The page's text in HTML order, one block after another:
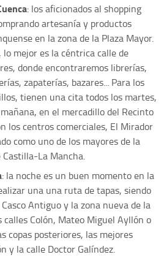
: los aficionados al shopping
artesanía y productos
en la zona de la Plaza Mayor.
lo mejor es la céntrica calle de
donde encontraremos librerías,
zapaterías, bazares... Para los
tienen una cita todos los martes,
en el mercadillo del Recinto
los centros comerciales, El Mirador
como uno de los mayores de la
La Mancha.
: la noche es un buen momento en la
una una ruta de tapas, siendo
Antiguo y la zona nueva de la
calles Colón, Mateo Miguel Ayllón o
copas posteriores, las mejores
y la calle Doctor Galíndez.